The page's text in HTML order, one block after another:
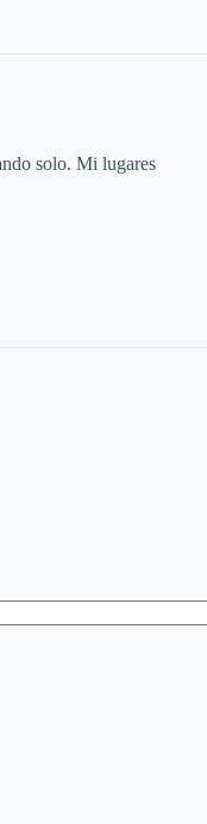
solo. Mi lugares